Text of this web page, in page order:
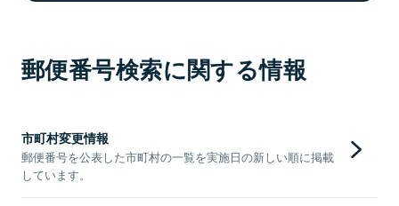
郵便番号検索に関する情報
市町村変更情報
郵便番号を公表した市町村の一覧を実施日の新しい順に掲載
しています。